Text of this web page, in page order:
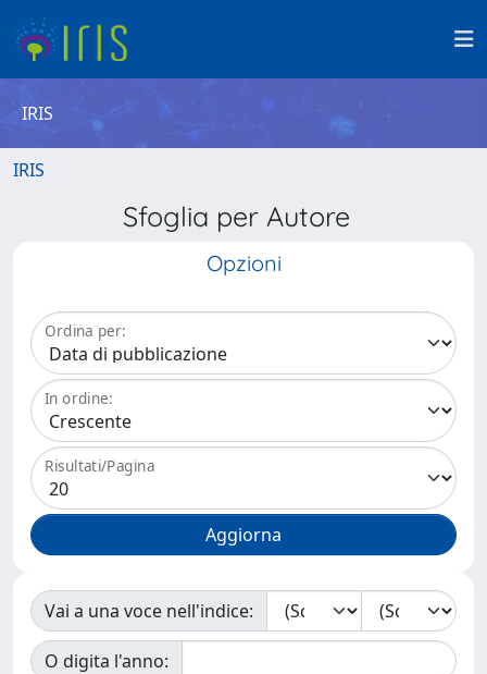
IRIS
IRIS
Sfoglia per Autore
Opzioni
Ordina per:
In ordine:
Risultati/Pagina
Vai a una voce nell'indice:
O digita l'anno: